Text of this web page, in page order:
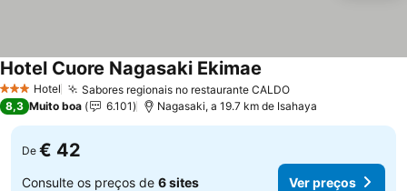
3 EstrelasHotel Sabores regionais no restaurante CALDOVer preços
Hotel Cuore Nagasaki Ekimae
8,3 Muito boa 6.101 Nagasaki, a 19.7 km de Isahaya
De € 42
Consulte os preços de 6 sites Ver preços